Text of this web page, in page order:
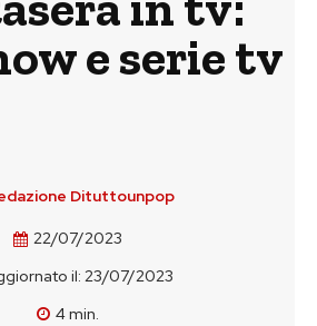
e serie tv
Dituttounpop
22/07/2023
il: 23/07/2023
4min.